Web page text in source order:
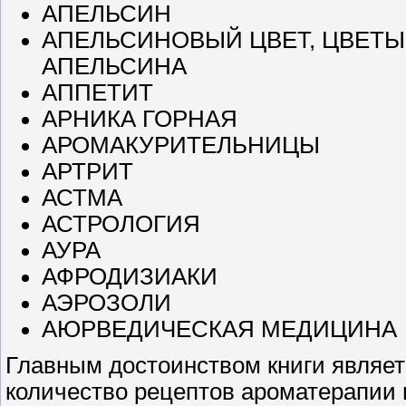
АПЕЛЬСИН
АПЕЛЬСИНОВЫЙ ЦВЕТ,
АПЕЛЬСИНА
АППЕТИТ
АРНИКА ГОРНАЯ
АРОМАКУРИТЕЛЬНИЦЫ
АРТРИТ
АСТМА
АСТРОЛОГИЯ
АУРА
АФРОДИЗИАКИ
АЭРОЗОЛИ
АЮРВЕДИЧЕСКАЯ МЕДИЦИНА
Главным достоинством книги
количество рецептов